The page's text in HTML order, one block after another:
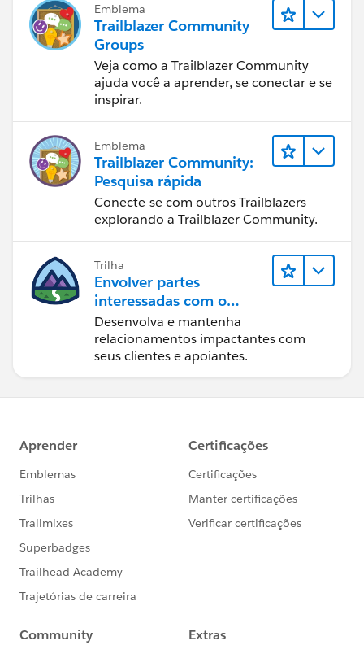
Emblema
Trailblazer Community
Groups
Veja como a Trailblazer Community
ajuda você a aprender, se conectar e se
inspirar.
Emblema
Trailblazer Community:
Pesquisa rápida
Conecte-se com outros Trailblazers
explorando a Trailblazer Community.
Trilha
Envolver partes
interessadas com o
Nonprofit Success Pack
Desenvolva e mantenha
relacionamentos impactantes com
seus clientes e apoiantes.